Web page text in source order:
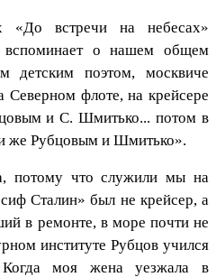
«До встречи на небесах»
вспоминает о нашем общем
детским поэтом, москвиче
флоте, на крейсере
и С. Шмитько... потом в
же Рубцовым и Шмитько».
потому что служили мы на
Сталин» был не крейсер, а
в ремонте, в море почти не
институте Рубцов учился
моя жена уезжала в